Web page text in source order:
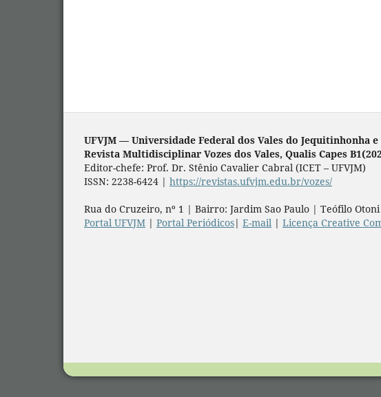
UFVJM — Universidade Federal dos Vales do Jequitinhonha
Revista Multidisciplinar Vozes dos Vales, Qualis Capes
Editor-chefe: Prof. Dr. Stênio Cavalier Cabral (ICET – UFVJM)
ISSN: 2238-6424 | https://revistas.ufvjm.edu.br/vozes/
Rua do Cruzeiro, nº 1 | Bairro: Jardim Sao Paulo | Teófilo
Portal UFVJM | Portal Periódicos| E-mail | Licença Creative